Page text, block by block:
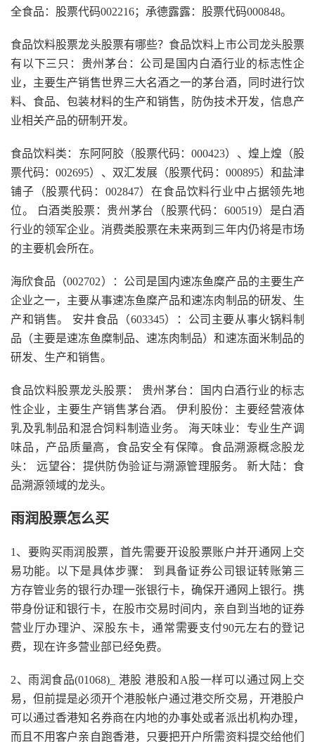
全食品：股票代码002216；承德露露：股票代码000848。
食品饮料股票龙头股票有哪些？食品饮料上市公司龙头股票
有以下三只：贵州茅台：公司是国内白酒行业的标志性企
业，主要生产销售世界三大名酒之一的茅台酒，同时进行饮
料、食品、包装材料的生产和销售，防伪技术开发，信息产
业相关产品的研制开发。
食品饮料类：东阿阿胶（股票代码：000423）、煌上煌（股
票代码：002695）、双汇发展（股票代码：000895）和盐津
铺子（股票代码：002847）在食品饮料行业中占据领先地
位。 白酒类股票：贵州茅台（股票代码：600519）是白酒
行业的领军企业。消费类股票在未来两到三年内仍将是市场
的主要机会所在。
海欣食品（002702）：公司是国内速冻鱼糜产品的主要生产
企业之一，主要从事速冻鱼糜产品和速冻肉制品的研发、生
产和销售。 安井食品（603345）：公司主要从事火锅料制
品（主要是速冻鱼糜制品、速冻肉制品）和速冻面米制品的
研发、生产和销售。
食品饮料股票龙头股票： 贵州茅台：国内白酒行业的标志
性企业，主要生产销售茅台酒。 伊利股份：主要经营液体
乳及乳制品和混合饲料制造业务。 海天味业：专业生产调
味品，产品质量高，食品安全有保障。食品溯源概念股龙
头： 远望谷：提供防伪验证与溯源管理服务。 新大陆：食
品溯源领域的龙头。
雨润股票怎么买
1、要购买雨润股票，首先需要开设股票账户并开通网上交
易功能。以下是具体步骤： 到具备证券公司银证转账第三
方存管业务的银行办理一张银行卡，确保开通网上银行。携
带身份证和银行卡，在股市交易时间内，亲自到当地的证券
营业厅办理沪、深股东卡，通常需要支付90元左右的登记
费，现在许多营业部已经免费。
2、雨润食品(01068)_ 港股 港股和A股一样可以通过网上交
易，但前提是必须开个港股帐户通过港交所交易，开港股户
可以通过香港知名券商在内地的办事处或者派出机构办理，
而且不用客户亲自跑香港，只要把开户所需资料提交给他们